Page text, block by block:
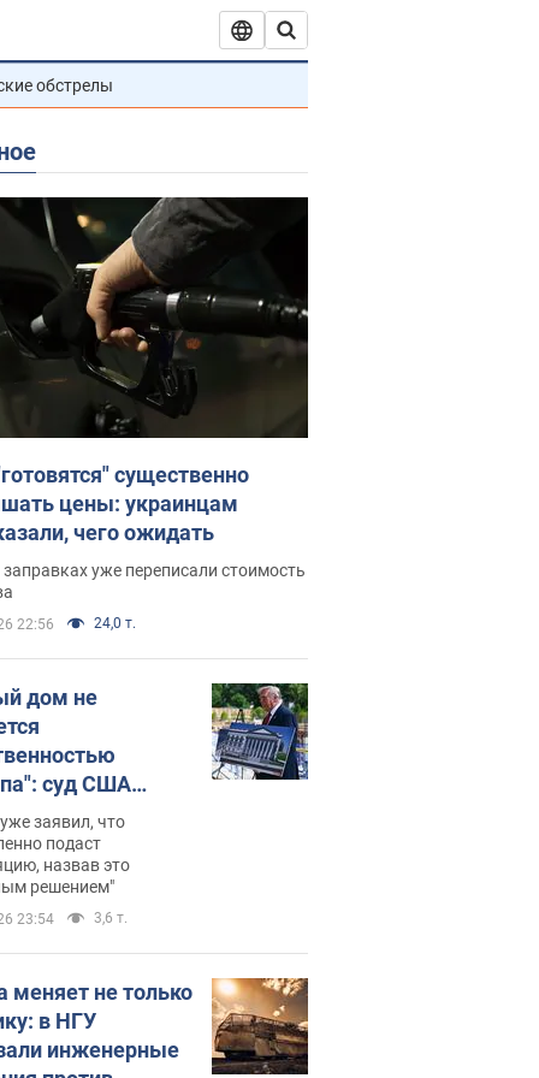
обстрелы
существенно
цены: украинцам
чего ожидать
уже переписали стоимость
22:56 24,0 т.
дом не
суд США
зала
400 млн
заявил, что
подаст
назвав это
решением"
23:54 3,6 т.
меняет не только
в НГУ
инженерные